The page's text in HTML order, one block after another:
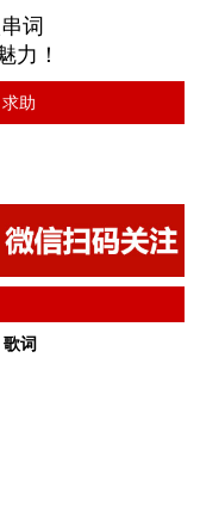
词
力！
求助
词